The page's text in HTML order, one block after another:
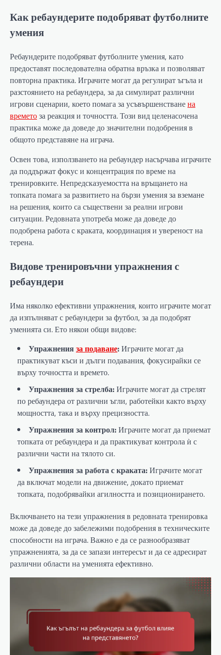
Как ребаундерите подобряват футболните
умения
Ребаундерите подобряват футболните умения, като
предоставят последователна обратна връзка и позволяват
повторна практика. Играчите могат да регулират ъгъла и
разстоянието на ребаундера, за да симулират различни
игрови сценарии, което помага за усъвършенстванена
времетоза реакция и точността. Този вид целенасочена
практика може да доведе до значителни подобрения в
общото представяне на играча.
Освен това, използването на ребаундер насърчава играчите
да поддържат фокус и концентрация по време на
тренировките. Непредсказуемостта на връщането на
топката помага за развитието на бързи умения за вземане
на решения, които са съществени за реални игрови
ситуации. Редовната употреба може да доведе до
подобрена работа с краката, координация и увереност на
терена.
Видове тренировъчни упражнения с
ребаундери
Има няколко ефективни упражнения, които играчите могат
да изпълняват с ребаундери за футбол, за да подобрят
уменията си. Ето някои общи видове:
Упражненияза подаване:Играчите могат да
практикуват къси и дълги подавания, фокусирайки се
върху точността и времето.
Упражнения за стрелба:Играчите могат да стрелят
по ребаундера от различни ъгли, работейки както върху
мощността, така и върху прецизността.
Упражнения за контрол:Играчите могат да приемат
топката от ребаундера и да практикуват контрола ѝ с
различни части на тялото си.
Упражнения за работа с краката:Играчите могат
да включат модели на движение, докато приемат
топката, подобрявайки агилността и позиционирането.
Включването на тези упражнения в редовната тренировка
може да доведе до забележими подобрения в техническите
способности на играча. Важно е да се разнообразяват
упражненията, за да се запази интересът и да се адресират
различни области на уменията ефективно.